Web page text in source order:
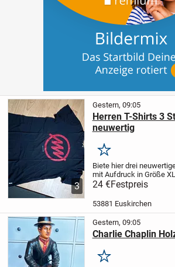
3
Gestern, 09:05
Herren T-Shirts 3
neuwertig
Merken
Biete hier drei
mit Aufdruck in Größe
Jack &Jones, Kappa und
ein Nichtraucher und
Privatverkauf keine
24 €Festpreis
53881 Euskirchen
Gestern, 09:05
Charlie Chaplin
Merken